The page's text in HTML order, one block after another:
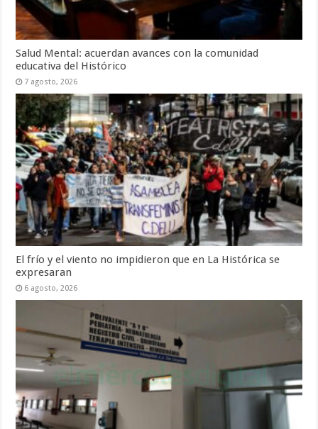
Salud Mental: acuerdan avances con la comunidad
educativa del Histórico
7 agosto, 2026
El frío y el viento no impidieron que en La Histórica se
expresaran
6 agosto, 2026